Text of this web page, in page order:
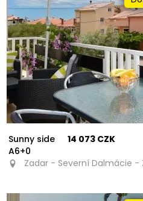
31
Sunny side
A6+0
14 073 CZK
Zadar - Severní Dalmácie -